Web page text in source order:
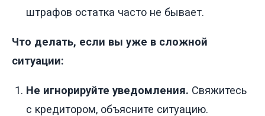
штрафов остатка часто не бывает.
Что делать, если вы уже в сложной
ситуации:
Не игнорируйте уведомления. Свяжитесь
с кредитором, объясните ситуацию.